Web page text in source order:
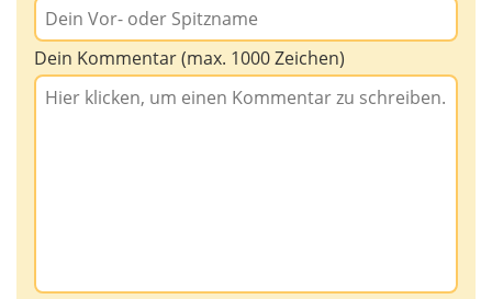
Dein Kommentar (max. 1000 Zeichen)